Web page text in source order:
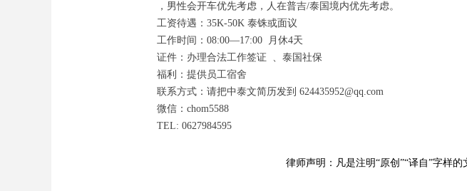
，男性会开车优先考虑，人在普吉/泰国境内优先考虑。
工资待遇：35K-50K 泰铢或面议
工作时间：08:00—17:00 月休4天
证件：办理合法工作签证 、泰国社保
福利：提供员工宿舍
联系方式：请把中泰文简历发到 624435952@qq.com
微信：chom5588
TEL: 0627984595
律师声明：凡是注明“原创”“译自”字样